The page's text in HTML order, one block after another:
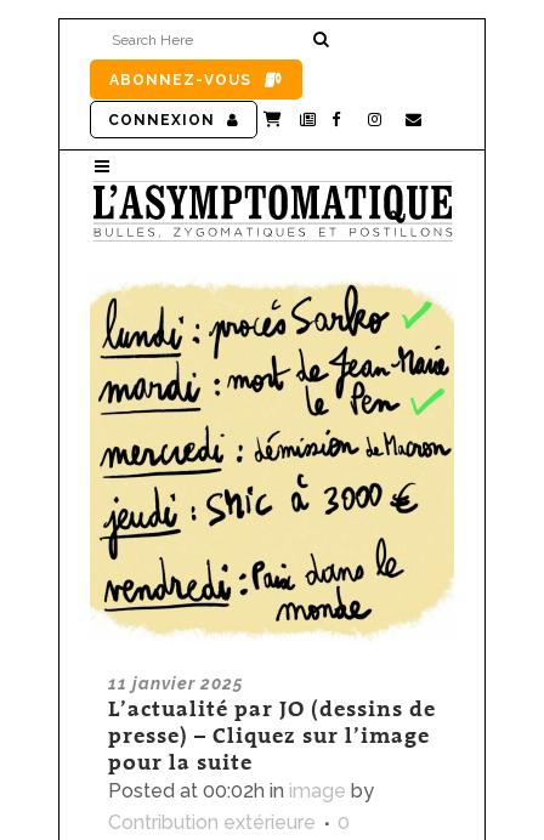
ABONNEZ-VOUS
CONNEXION
11 janvier 2025
L’actualité par JO (dessins de
presse) – Cliquez sur l’image
pour la suite
Posted at 00:02h in image by
Contribution extérieure
0